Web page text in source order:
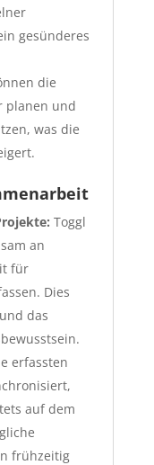
gesünderes
die
planen und
was die
Toggl
an
für
Dies
das
erfassten
auf dem
frühzeitig